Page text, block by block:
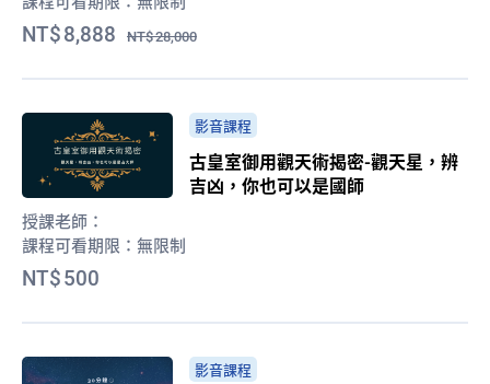
8,888 28,000
影音課程
古皇室御用觀天術揭密-觀天星，辨
吉凶，你也可以是國師
授課老師：
課程可看期限： 無限制
500
影音課程